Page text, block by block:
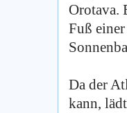
Orotava.
Fuß
Da der
kann,